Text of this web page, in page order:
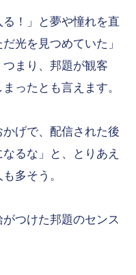
！」と夢や憧れを直
光を見つめていた」
まり、邦題が観客
ったとも言えます。
げで、配信された後
るな」と、とりあえ
多そう。
つけた邦題のセンス